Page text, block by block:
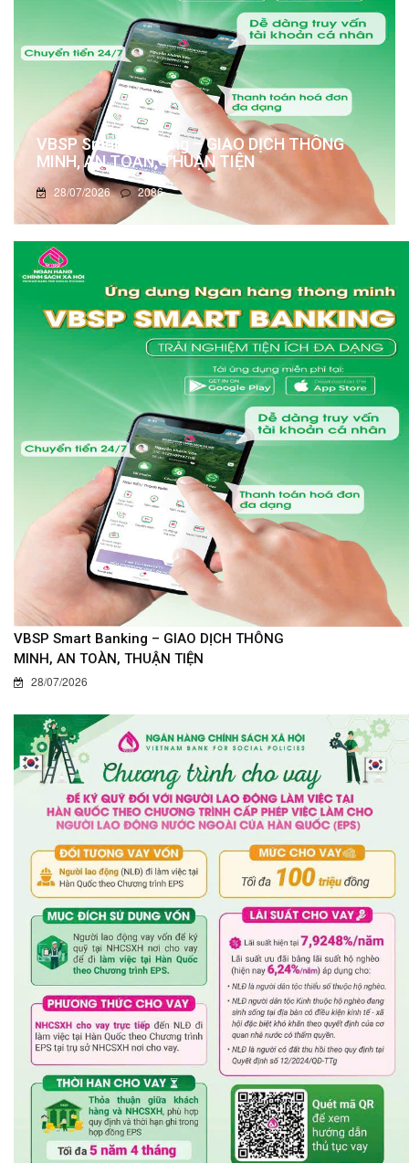
VBSP Smart Banking – GIAO DỊCH THÔNG
MINH, AN TOÀN, THUẬN TIỆN
28/07/2026 2086
VBSP Smart Banking – GIAO DỊCH THÔNG
MINH, AN TOÀN, THUẬN TIỆN
28/07/2026